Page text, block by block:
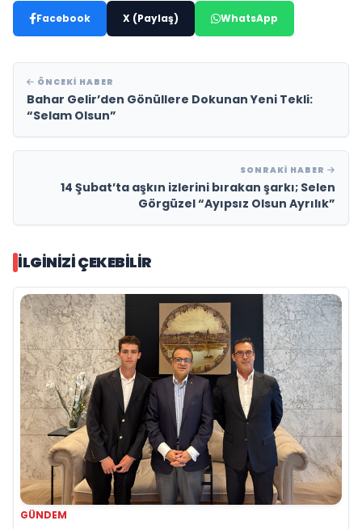
Facebook X (Paylaş) WhatsApp
ÖNCEKI HABER
Bahar Gelir’den Gönüllere Dokunan Yeni Tekli:
“Selam Olsun”
SONRAKI HABER
14 Şubat’ta aşkın izlerini bırakan şarkı; Selen
Görgüzel “Ayıpsız Olsun Ayrılık”
İLGINIZI ÇEKEBILIR
GÜNDEM